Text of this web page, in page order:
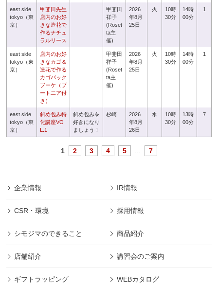
east side
tokyo（東
京）
甲斐田先生
店内のお好
きな造花で
作るナチュ
ラルリース
甲斐田
祥子
(Roset
ta主
催)
2026
年8月
25日
火
10時
30分
14時
00分
1
east side
tokyo（東
京）
店内のお好
きなカゴ＆
造花で作る
カゴバック
ブーケ（ブ
ート二ア付
き）
甲斐田
祥子
(Roset
ta主
催)
2026
年8月
25日
火
10時
30分
14時
00分
1
east side
tokyo（東
京）
斜め包み特
化講座VO
L.1
斜め包みを
好きになり
ましょう！
杉崎
2026
年8月
26日
水
10時
30分
13時
00分
7
1 2 3 4 5 7
企業情報 IR情報
CSR・環境 採用情報
シモジマのできること 商品紹介
店舗紹介 講習会のご案内
ギフトラッピング WEBカタログ